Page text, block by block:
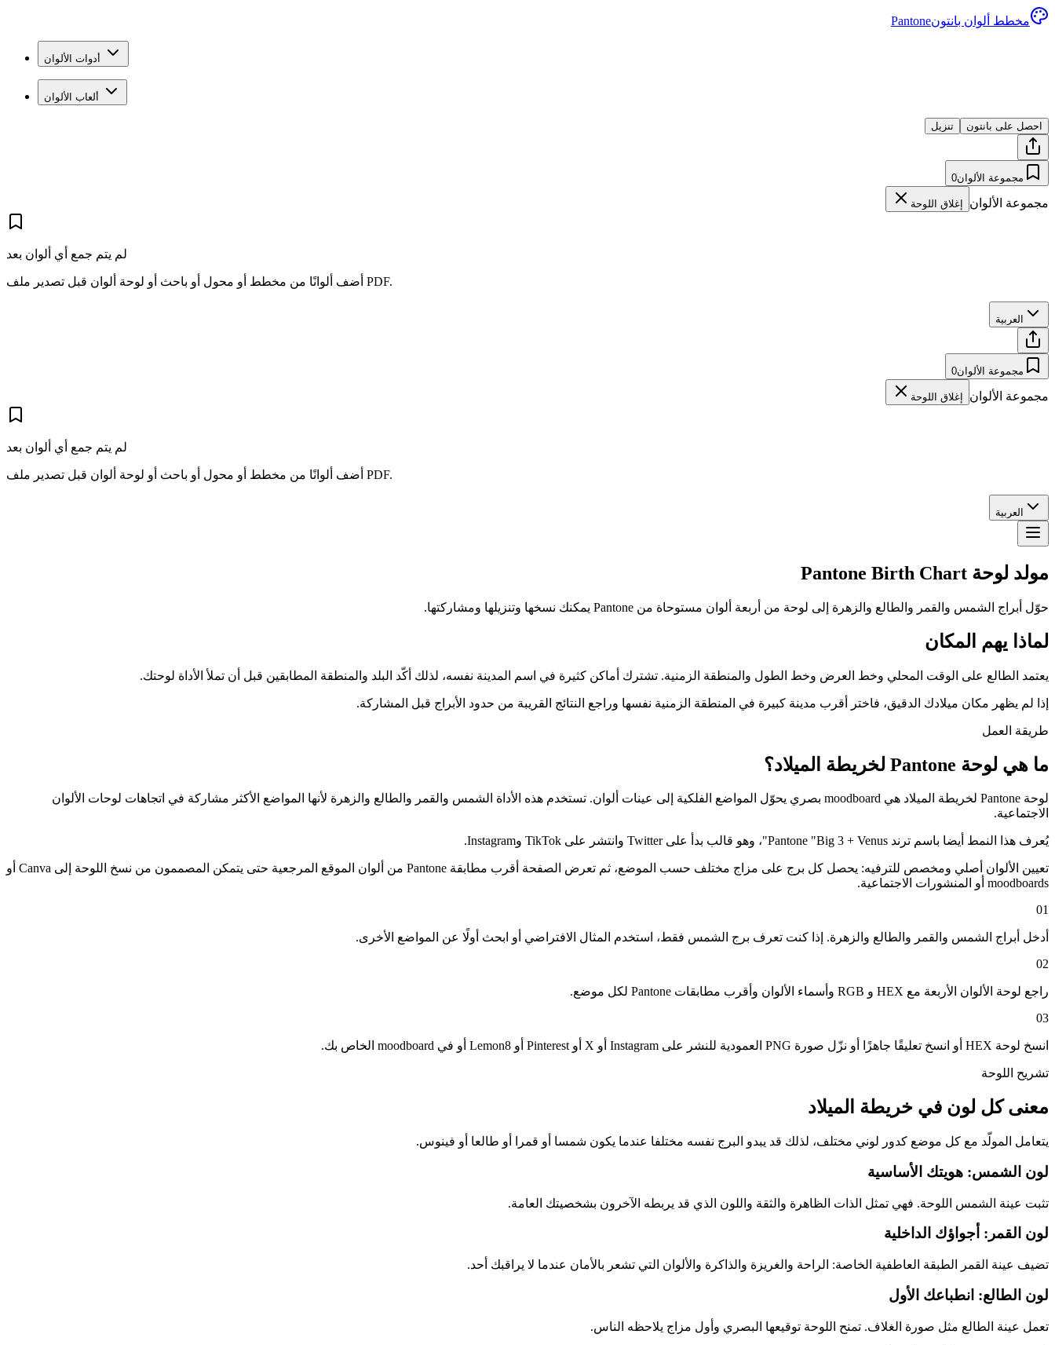
مخطط ألوان بانتونPantone
أدوات الألوان
ألعاب الألوان
احصل على بانتون تنزيل
مجموعة الألوان0
مجموعة الألوان إغلاق اللوحة
لم يتم جمع أي ألوان بعد
أضف ألوانًا من مخطط أو محول أو باحث أو لوحة ألوان قبل تصدير ملف PDF.
العربية
مجموعة الألوان0
مجموعة الألوان إغلاق اللوحة
لم يتم جمع أي ألوان بعد
أضف ألوانًا من مخطط أو محول أو باحث أو لوحة ألوان قبل تصدير ملف PDF.
العربية
مولد لوحة Pantone Birth Chart
حوّل أبراج الشمس والقمر والطالع والزهرة إلى لوحة من أربعة ألوان مستوحاة من Pantone يمكنك نسخها وتنزيلها ومشاركتها.
لماذا يهم المكان
يعتمد الطالع على الوقت المحلي وخط العرض وخط الطول والمنطقة الزمنية. تشترك أماكن كثيرة في اسم المدينة نفسه، لذلك أكّد البلد والمنطقة المطابقين قبل أن تملأ الأداة لوحتك.
إذا لم يظهر مكان ميلادك الدقيق، فاختر أقرب مدينة كبيرة في المنطقة الزمنية نفسها وراجع النتائج القريبة من حدود الأبراج قبل المشاركة.
طريقة العمل
ما هي لوحة Pantone لخريطة الميلاد؟
لوحة Pantone لخريطة الميلاد هي moodboard بصري يحوّل المواضع الفلكية إلى عينات ألوان. تستخدم هذه الأداة الشمس والقمر والطالع والزهرة لأنها المواضع الأكثر مشاركة في اتجاهات لوحات الألوان
الاجتماعية.
يُعرف هذا النمط أيضا باسم ترند Pantone "Big 3 + Venus"، وهو قالب بدأ على Twitter وانتشر على TikTok وInstagram.
تعيين الألوان أصلي ومخصص للترفيه: يحصل كل برج على مزاج مختلف حسب الموضع، ثم تعرض الصفحة أقرب مطابقة Pantone من ألوان الموقع المرجعية حتى يتمكن المصممون من نسخ اللوحة إلى Canva أو
moodboards أو المنشورات الاجتماعية.
01
أدخل أبراج الشمس والقمر والطالع والزهرة. إذا كنت تعرف برج الشمس فقط، استخدم المثال الافتراضي أو ابحث أولًا عن المواضع الأخرى.
02
راجع لوحة الألوان الأربعة مع HEX و RGB وأسماء الألوان وأقرب مطابقات Pantone لكل موضع.
03
انسخ لوحة HEX أو انسخ تعليقًا جاهزًا أو نزّل صورة PNG العمودية للنشر على Instagram أو X أو Pinterest أو Lemon8 أو في moodboard الخاص بك.
تشريح اللوحة
معنى كل لون في خريطة الميلاد
يتعامل المولّد مع كل موضع كدور لوني مختلف، لذلك قد يبدو البرج نفسه مختلفا عندما يكون شمسا أو قمرا أو طالعا أو فينوس.
لون الشمس: هويتك الأساسية
تثبت عينة الشمس اللوحة. فهي تمثل الذات الظاهرة والثقة واللون الذي قد يربطه الآخرون بشخصيتك العامة.
لون القمر: أجواؤك الداخلية
تضيف عينة القمر الطبقة العاطفية الخاصة: الراحة والغريزة والذاكرة والألوان التي تشعر بالأمان عندما لا يراقبك أحد.
لون الطالع: انطباعك الأول
تعمل عينة الطالع مثل صورة الغلاف. تمنح اللوحة توقيعها البصري وأول مزاج يلاحظه الناس.